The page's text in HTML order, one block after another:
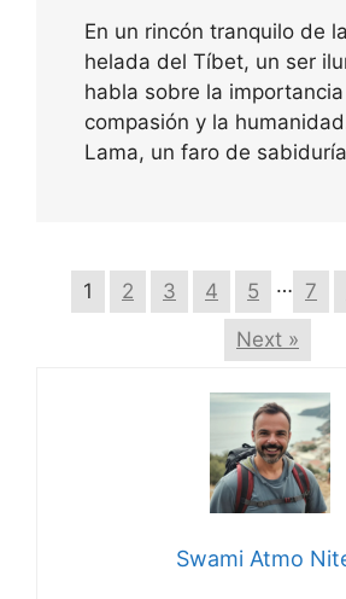
En un rincón tranquilo de
helada del Tíbet, un ser
habla sobre la
compasión y la
Lama, un faro de
1 2 3 4 5 … 7
Next »
Swami Atmo